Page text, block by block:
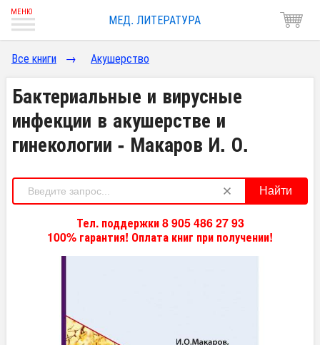
МЕД. ЛИТЕРАТУРА
Все книги → Акушерство
Бактериальные и вирусные
инфекции в акушерстве и
гинекологии - Макаров И. О.
Найти
Тел. поддержки 8 905 486 27 93
100% гарантия! Оплата книг при получении!